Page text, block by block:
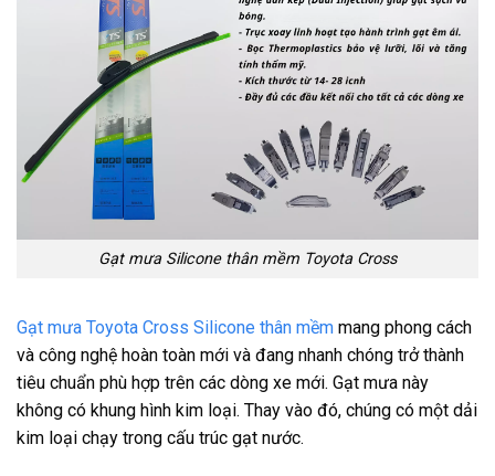
Gạt mưa Silicone thân mềm Toyota Cross
Gạt mưa Toyota Cross Silicone thân mềm mang phong cách
và công nghệ hoàn toàn mới và đang nhanh chóng trở thành
tiêu chuẩn phù hợp trên các dòng xe mới. Gạt mưa này
không có khung hình kim loại. Thay vào đó, chúng có một dải
kim loại chạy trong cấu trúc gạt nước.